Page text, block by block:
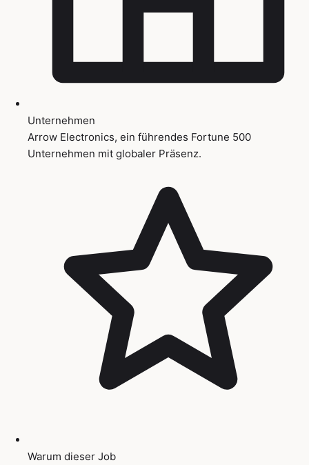
Unternehmen
Arrow Electronics, ein führendes Fortune 500
Unternehmen mit globaler Präsenz.
Warum dieser Job